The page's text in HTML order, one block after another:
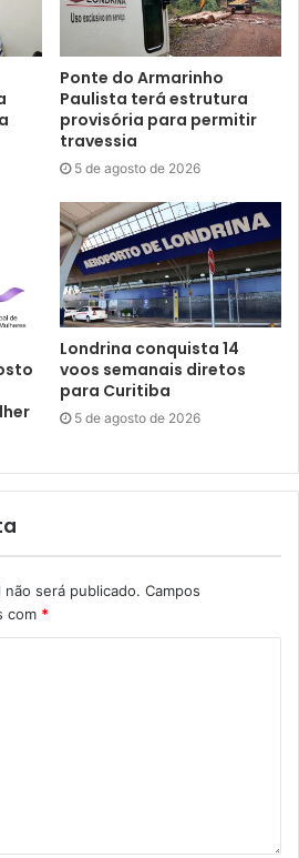
e externa do prédio. O
foi de R$ 350 mil.
o mesmo, sem reajuste:
são balanceados e
O local funciona de segunda
14h.
já ocorre com a empresa
por processo licitatório, para o
das refeições: a Cassarotti Foods.
700 refeições diárias,
Ponte do Armarinho
Paulista terá estrutura
provisória para permitir
travessia
5 de agosto de 2026
Londrina conquista 14
voos semanais diretos
para Curitiba
5 de agosto de 2026
será publicado. Campos
com *